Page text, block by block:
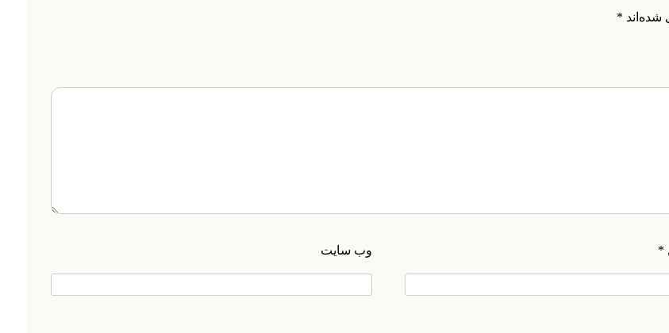
شده‌اند *
* وب‌ سایت
۰۲۱-۸۸۲۰۲۷۱۱-۲